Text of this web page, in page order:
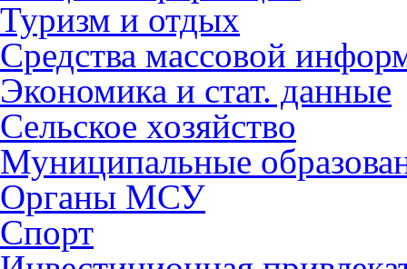
Туризм и отдых
Средства массовой
Экономика и стат. данные
Сельское хозяйство
Муниципальные
Органы МСУ
Спорт